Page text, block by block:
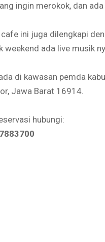
ingin merokok, dan
ini juga dilengkapi
weekend ada live musik
di kawasan pemda
Jawa Barat 16914.
hubungi: